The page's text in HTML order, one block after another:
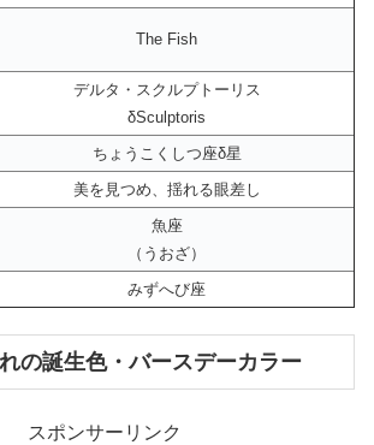
The Fish
デルタ・スクルプトーリス
δSculptoris
ちょうこくしつ座δ星
美を見つめ、揺れる眼差し
魚座
（うおざ）
みずへび座
の誕生色・バースデーカラー
スポンサーリンク